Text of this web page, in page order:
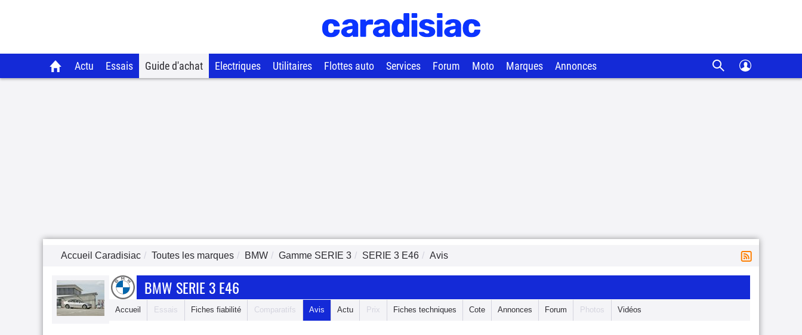
Actu Essais Guide d'achat Electriques Utilitaires Flottes auto Services Forum Moto Marques Annonces
Accueil Caradisiac Toutes les marques BMW Gamme SERIE 3 SERIE 3 E46 Avis
BMW SERIE 3 E46
Accueil Essais Fiches fiabilité Comparatifs Avis Actu Prix Fiches techniques Cote Annonces Forum Photos Vidéos